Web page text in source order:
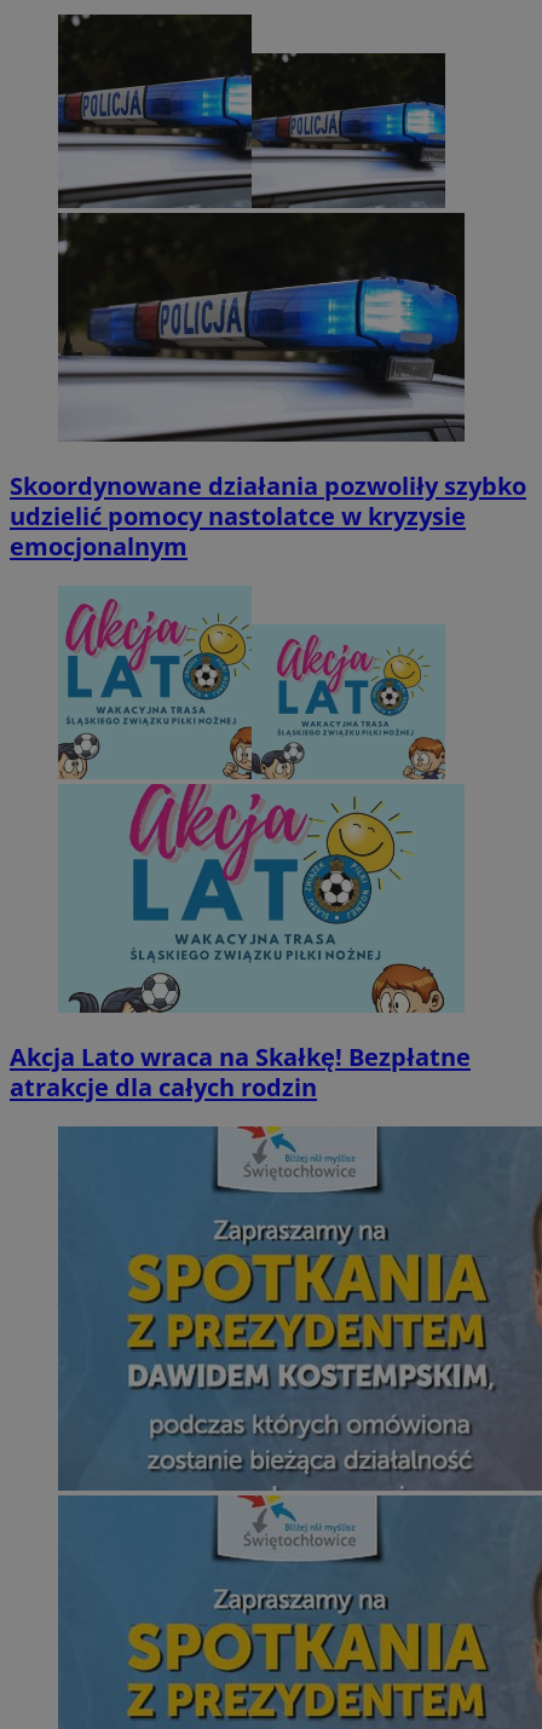
Skoordynowane działania pozwoliły szybko
udzielić pomocy nastolatce w kryzysie
emocjonalnym
Akcja Lato wraca na Skałkę! Bezpłatne
atrakcje dla całych rodzin